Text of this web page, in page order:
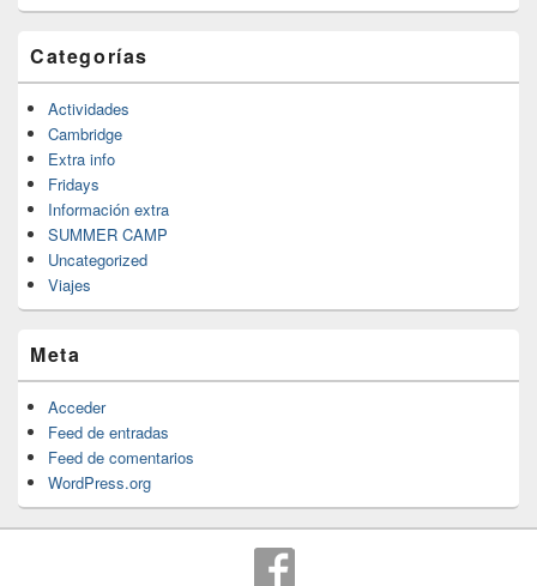
Categorías
Actividades
Cambridge
Extra info
Fridays
Información extra
SUMMER CAMP
Uncategorized
Viajes
Meta
Acceder
Feed de entradas
Feed de comentarios
WordPress.org